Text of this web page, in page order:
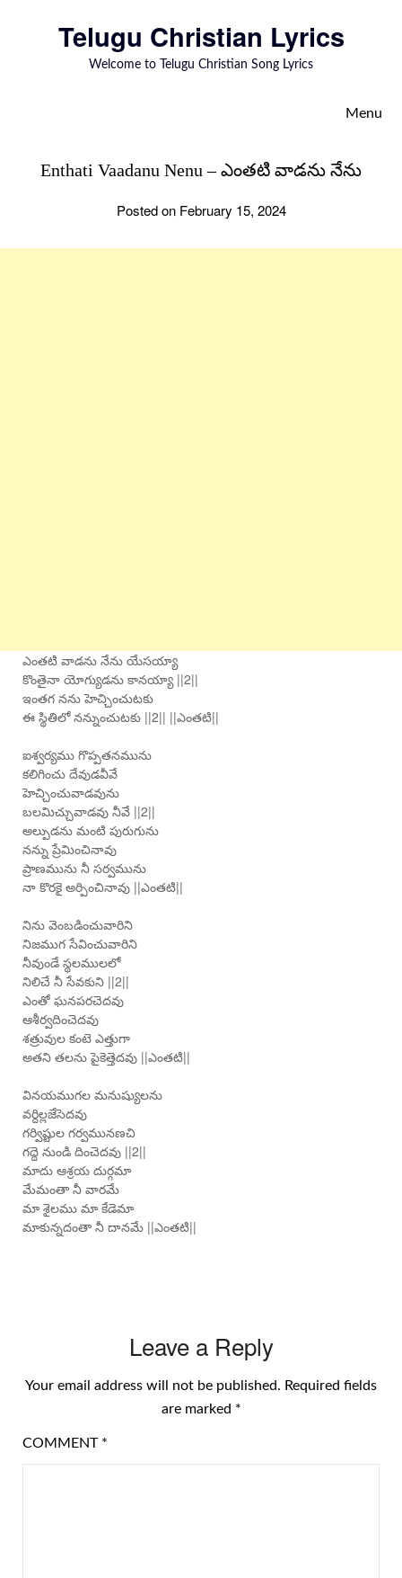
Telugu Christian Lyrics
Welcome to Telugu Christian Song Lyrics
Menu
Enthati Vaadanu Nenu – ఎంతటి వాడను నేను
Posted on February 15, 2024
ఎంతటి వాడను నేను యేసయ్యా
కొంతైనా యోగ్యుడను కానయ్యా ||2||
ఇంతగ నను హెచ్చించుటకు
ఈ స్థితిలో నన్నుంచుటకు ||2|| ||ఎంతటి||
ఐశ్వర్యము గొప్పతనమును
కలిగించు దేవుడవీవే
హెచ్చించువాడవును
బలమిచ్చువాడవు నీవే ||2||
అల్పుడను మంటి పురుగును
నన్ను ప్రేమించినావు
ప్రాణమును నీ సర్వమును
నా కొరకై అర్పించినావు ||ఎంతటి||
నిను వెంబడించువారిని
నిజముగ సేవించువారిని
నీవుండే స్థలములలో
నిలిచే నీ సేవకుని ||2||
ఎంతో ఘనపరచెదవు
ఆశీర్వదించెదవు
శత్రువుల కంటె ఎత్తుగా
అతని తలను పైకెత్తెదవు ||ఎంతటి||
వినయముగల మనుష్యులను
వర్దిల్లజేసెదవు
గర్విష్టుల గర్వమునణచి
గద్దె నుండి దించెదవు ||2||
మాదు ఆశ్రయ దుర్గమా
మేమంతా నీ వారమే
మా శైలము మా కేడెమా
మాకున్నదంతా నీ దానమే ||ఎంతటి||
Leave a Reply
Your email address will not be published. Required fields
are marked *
COMMENT *